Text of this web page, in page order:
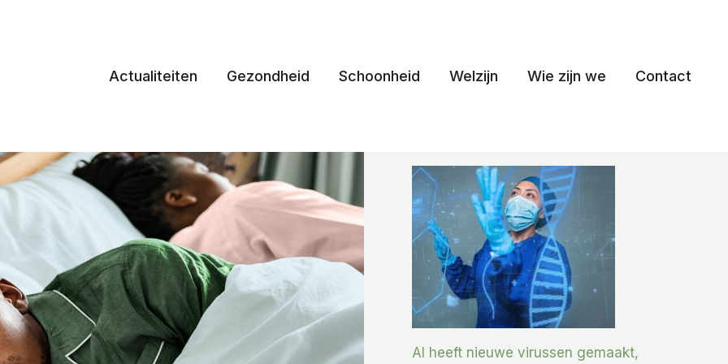
Actualiteiten Gezondheid Schoonheid Welzijn Wie zijn we Contact
AI heeft nieuwe virussen gemaakt,